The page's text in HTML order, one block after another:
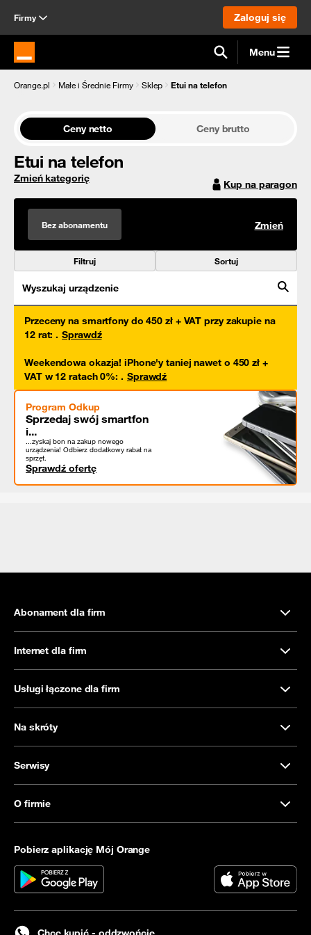
Firmy Zaloguj się
Strona główna Orange.pl Menu
Orange.pl Małe i Średnie Firmy Sklep Etui na telefon
Ceny netto Ceny brutto
Etui na telefon
Zmień kategorię Kup na paragon
Bez abonamentu Zmień
Filtruj Sortuj
Wyszukaj urządzenie
Przeceny na smartfony do 450 zł + VAT przy zakupie na
12 rat: . Sprawdź
Weekendowa okazja! iPhone'y taniej nawet o 450 zł +
VAT w 12 ratach 0%: . Sprawdź
Program Odkup
Sprzedaj swój smartfon
i...
...zyskaj bon na zakup nowego
urządzenia! Odbierz dodatkowy rabat na
sprzęt.
Sprawdź ofertę
Abonament dla firm
Internet dla firm
Usługi łączone dla firm
Na skróty
Serwisy
O firmie
Pobierz aplikację Mój Orange